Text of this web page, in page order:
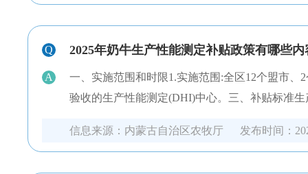
Q 2025年奶牛生产性能测定补贴政策有哪些内
A
一、实施范围和时限1.实施范围:全区12个盟市、
验收的生产性能测定(DHI)中心。三、补贴标准
信息来源： 内蒙古自治区农牧厅 发布时间：